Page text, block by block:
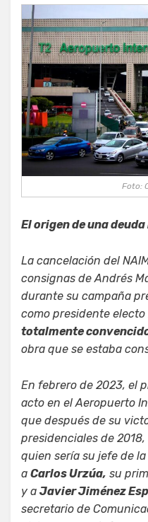
Foto:
El origen de una
La cancelación del
consignas de Andrés
durante su campaña
como presidente
totalmente
obra que se estaba
En febrero de 2023, el
acto en el Aeropuerto
que después de su
presidenciales de
quien sería su jefe de
a Carlos Urzúa, su
y a Javier Jiménez
secretario de